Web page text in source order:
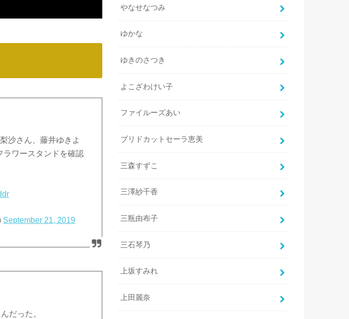
沙さん、藤井ゆきよ
ラワースタンドを確認
September 21, 2019
だった。
やなせなつみ
ゆかな
ゆきのさつき
よこざわけい子
ファイルーズあい
ブリドカットセーラ恵美
三森すずこ
三澤紗千香
三瓶由布子
三石琴乃
上坂すみれ
上田麗奈